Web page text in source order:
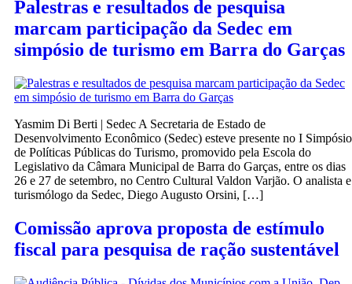
Palestras e resultados de pesquisa
marcam participação da Sedec em
simpósio de turismo em Barra do Garças
Yasmim Di Berti | Sedec A Secretaria de Estado de
Desenvolvimento Econômico (Sedec) esteve presente no I Simpósio
de Políticas Públicas do Turismo, promovido pela Escola do
Legislativo da Câmara Municipal de Barra do Garças, entre os dias
26 e 27 de setembro, no Centro Cultural Valdon Varjão. O analista e
turismólogo da Sedec, Diego Augusto Orsini, […]
Comissão aprova proposta de estímulo
fiscal para pesquisa de ração sustentável